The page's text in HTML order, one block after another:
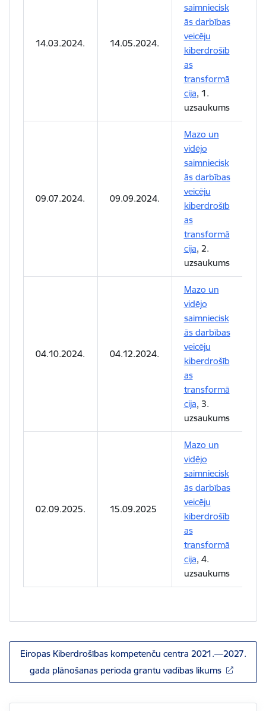
14.03.2024. 14.05.2024.
saimniecisk
ās darbības
veicēju
kiberdrošīb
as
transformā
cija, 1.
uzsaukums
09.07.2024. 09.09.2024.
Mazo un
vidējo
saimniecisk
ās darbības
veicēju
kiberdrošīb
as
transformā
cija, 2.
uzsaukums
04.10.2024. 04.12.2024.
Mazo un
vidējo
saimniecisk
ās darbības
veicēju
kiberdrošīb
as
transformā
cija, 3.
uzsaukums
02.09.2025. 15.09.2025
Mazo un
vidējo
saimniecisk
ās darbības
veicēju
kiberdrošīb
as
transformā
cija, 4.
uzsaukums
Eiropas Kiberdrošības kompetenču centra 2021.—2027.
gada plānošanas perioda grantu vadības likums